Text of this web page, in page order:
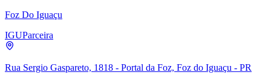
Foz Do Iguaçu
IGUParceira
Rua Sergio Gaspareto, 1818 - Portal da Foz, Foz do Iguaçu - PR